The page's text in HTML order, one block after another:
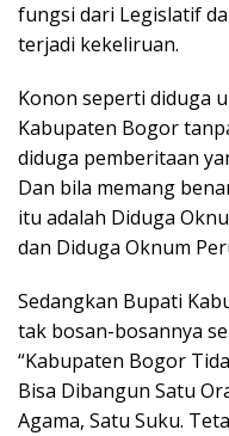
fungsi dari Legislatif
terjadi kekeliruan.
Konon seperti diduga
Kabupaten Bogor
diduga pemberitaan
Dan bila memang
itu adalah Diduga
dan Diduga Oknum
Sedangkan Bupati
tak bosan-bosannya
“Kabupaten Bogor
Bisa Dibangun Satu
Agama, Satu Suku.